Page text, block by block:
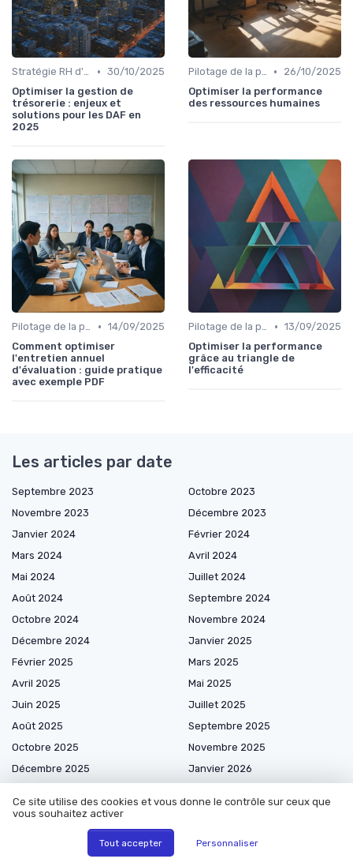
Stratégie RH d'entreprise • 30/10/2025
Optimiser la gestion de
trésorerie : enjeux et
solutions pour les DAF en
2025
Pilotage de la performance RH •
26/10/2025
Optimiser la performance
des ressources humaines
Pilotage de la performance RH • 14/09/2025
Comment optimiser
l'entretien annuel
d'évaluation : guide pratique
avec exemple PDF
Pilotage de la performance RH • 13/09/2025
Optimiser la performance
grâce au triangle de
l'efficacité
Les articles par date
Septembre 2023
Octobre 2023
Novembre 2023
Décembre 2023
Janvier 2024
Février 2024
Mars 2024
Avril 2024
Mai 2024
Juillet 2024
Août 2024
Septembre 2024
Octobre 2024
Novembre 2024
Décembre 2024
Janvier 2025
Février 2025
Mars 2025
Avril 2025
Mai 2025
Juin 2025
Juillet 2025
Août 2025
Septembre 2025
Octobre 2025
Novembre 2025
Décembre 2025
Janvier 2026
Avril 2026
Ce site utilise des cookies et vous donne le contrôle sur ceux que
vous souhaitez activer
Tout accepter Personnaliser